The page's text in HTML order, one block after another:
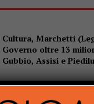
Cultura, Marchetti
Governo oltre 13
Gubbio, Assisi e
Fiere di San